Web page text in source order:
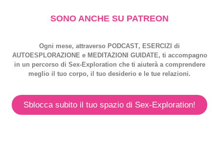
SONO ANCHE SU PATREON
Ogni mese, attraverso PODCAST, ESERCIZI di
AUTOESPLORAZIONE e MEDITAZIONI GUIDATE, ti accompagno
in un percorso di Sex-Exploration che ti aiuterà a comprendere
meglio il tuo corpo, il tuo desiderio e le tue relazioni.
Sblocca subito il tuo spazio di Sex-Exploration!